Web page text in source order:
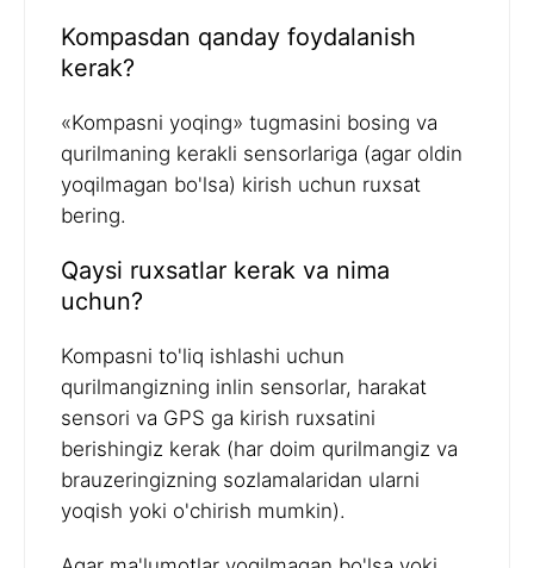
Kompasdan qanday foydalanish
kerak?
«Kompasni yoqing» tugmasini bosing va
qurilmaning kerakli sensorlariga (agar oldin
yoqilmagan bo'lsa) kirish uchun ruxsat
bering.
Qaysi ruxsatlar kerak va nima
uchun?
Kompasni to'liq ishlashi uchun
qurilmangizning inlin sensorlar, harakat
sensori va GPS ga kirish ruxsatini
berishingiz kerak (har doim qurilmangiz va
brauzeringizning sozlamalaridan ularni
yoqish yoki o'chirish mumkin).